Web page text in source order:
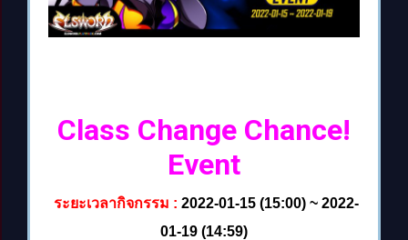
Class Change Chance!
Event
ระยะเวลากิจกรรม : 2022-01-15 (15:00) ~ 2022-
01-19 (14:59)